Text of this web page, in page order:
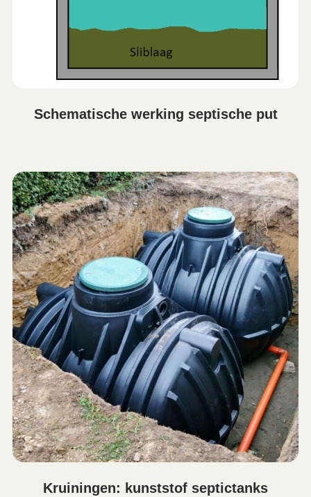
Schematische werking septische put
Kruiningen: kunststof septictanks